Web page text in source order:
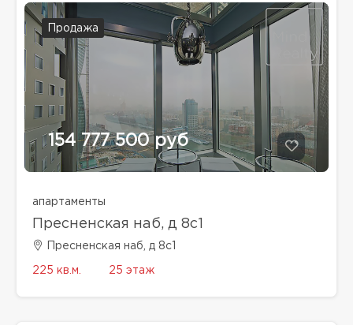
Продажа
154 777 500 руб
апартаменты
Пресненская наб, д 8с1
Пресненская наб, д 8с1
225 кв.м. 25 этаж